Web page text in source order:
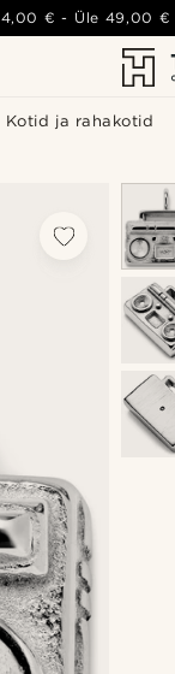
Kotid ja rahakotid
4,00 € - Üle 49,00 €